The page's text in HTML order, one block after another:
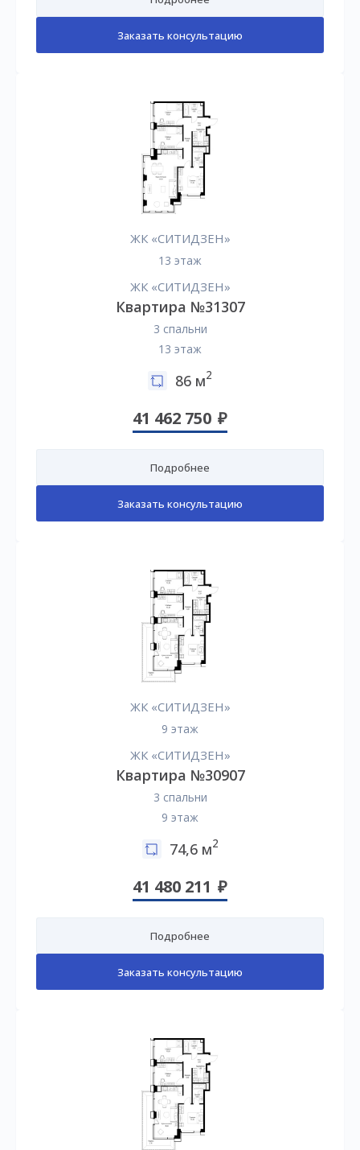
Заказать консультацию
ЖК «СИТИДЗЕН»
13 этаж
ЖК «СИТИДЗЕН»
Квартира №31307
3 спальни
13 этаж
86 м2
41 462 750
Подробнее
Заказать консультацию
ЖК «СИТИДЗЕН»
9 этаж
ЖК «СИТИДЗЕН»
Квартира №30907
3 спальни
9 этаж
74,6 м2
41 480 211
Подробнее
Заказать консультацию